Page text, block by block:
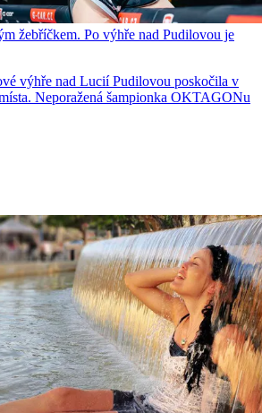
žebříčkem. Po výhře nad Pudilovou je
výhře nad Lucií Pudilovou poskočila v
Neporažená šampionka OKTAGONu